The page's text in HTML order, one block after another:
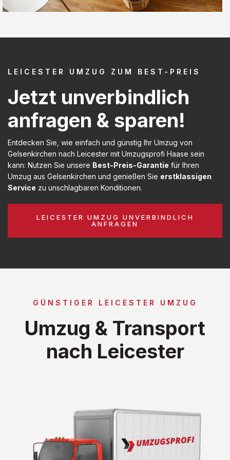
LEICESTER UMZUG ZUM BEST-PREIS
Jetzt unverbindlich
anfragen & sparen!
Entdecken Sie, wie einfach und günstig Ihr Umzug von
Gelsenkirchen nach Leicester mit Umzugsprofi Haase sein
kann: Nutzen Sie unsere Best-Preis-Garantie für Ihren
Umzug aus Gelsenkirchen und genießen Sie erstklassigen
Service zu unschlagbaren Konditionen.
LEICESTER UMZUG UNVERBINDLICH
ANFRAGEN
GÜNSTIGER LEICESTER UMZUG
Umzug & Transport
nach Leicester